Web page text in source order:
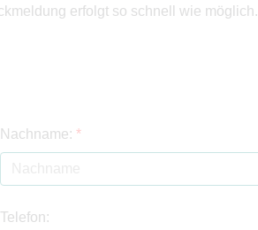
erfolgt so schnell wie möglich.
Nachname: *
Telefon: